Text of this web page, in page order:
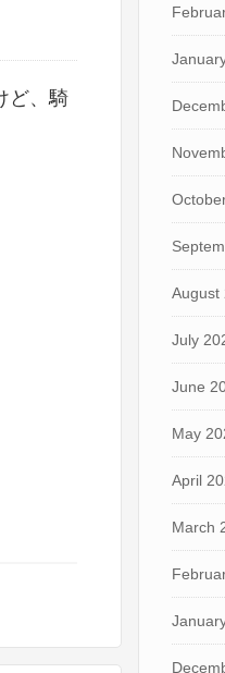
ど、騎
August
July
June
May
April
March